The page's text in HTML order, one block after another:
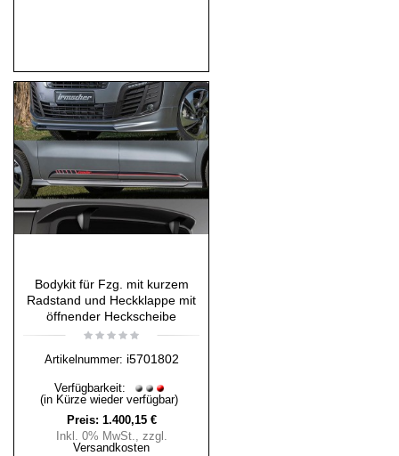
Bodykit für Fzg. mit kurzem
Radstand und Heckklappe mit
öffnender Heckscheibe
Artikelnummer: i5701802
Verfügbarkeit:
(in Kürze wieder verfügbar)
Preis: 1.400,15 €
Inkl. 0% MwSt., zzgl.
Versandkosten